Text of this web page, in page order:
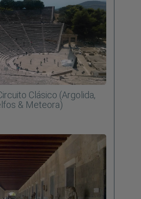
Clásico (Argolida,
& Meteora)